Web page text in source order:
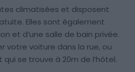
climatisées et disposent
Elles sont également
et d’une salle de bain privée.
votre voiture dans la rue, ou
se trouve à 20m de l’hôtel.